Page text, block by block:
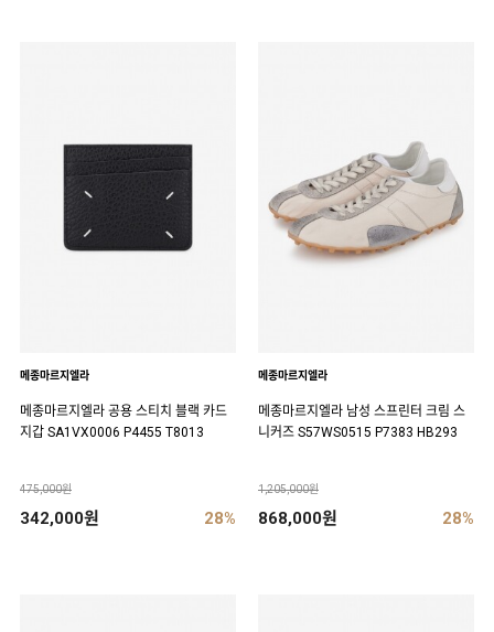
메종마르지엘라
메종마르지엘라 공용 스티치 블랙 카드
지갑 SA1VX0006 P4455 T8013
475,000원
342,000원 28%
메종마르지엘라
메종마르지엘라 남성 스프린터 크림 스
니커즈 S57WS0515 P7383 HB293
1,205,000원
868,000원 28%